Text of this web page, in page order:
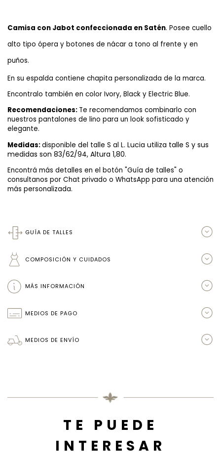
Camisa con Jabot confeccionada en Satén. Posee cuello
alto tipo ópera y botones de nácar a tono al frente y en
puños.
En su espalda contiene chapita personalizada de la marca.
Encontralo también en color Ivory, Black y Electric Blue.
Recomendaciones: Te recomendamos combinarlo con
nuestros pantalones de lino para un look sofisticado y
elegante.
Medidas:disponible del talle S al L. Lucia utiliza talle S y sus
medidas son 83/62/94, Altura 1,80.
Encontrá más detalles en el botón "Guía de talles" o
consultanos por Chat privado o WhatsApp para una atención
más personalizada.
GUÍA DE TALLES
COMPOSICIÓN Y CUIDADOS
MÁS INFORMACIÓN
MEDIOS DE PAGO
MEDIOS DE ENVÍO
TE PUEDE
INTERESAR